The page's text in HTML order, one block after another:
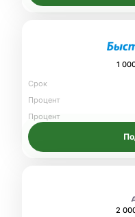
1
Срок
Процент
Процент
2